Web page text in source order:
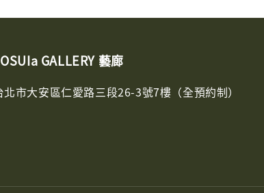
GALLERY 藝廊
北市大安區仁愛路三段26-3號7樓（全預約制）